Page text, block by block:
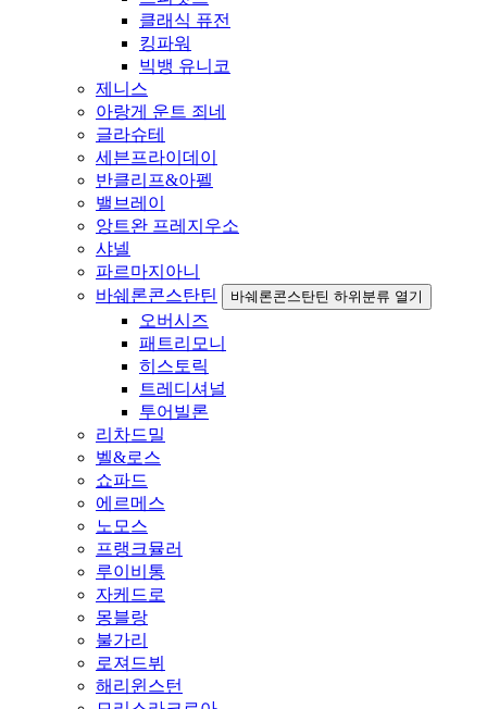
클래식 퓨전
킹파워
빅뱅 유니코
제니스
아랑게 운트 죄네
글라슈테
세븐프라이데이
반클리프&아펠
밸브레이
앙트완 프레지우소
샤넬
파르마지아니
바쉐론콘스탄틴
바쉐론콘스탄틴 하위분류 열기
오버시즈
패트리모니
히스토릭
트레디셔널
투어빌론
리차드밀
벨&로스
쇼파드
에르메스
노모스
프랭크뮬러
루이비통
자케드로
몽블랑
불가리
로져드뷔
해리윈스턴